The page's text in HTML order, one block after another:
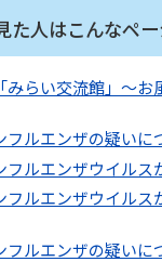
た人はこんなペ
みらい交流館」～お
ルエンザの疑いに
フルエンザウイルス
フルエンザウイルス
ルエンザの疑いに